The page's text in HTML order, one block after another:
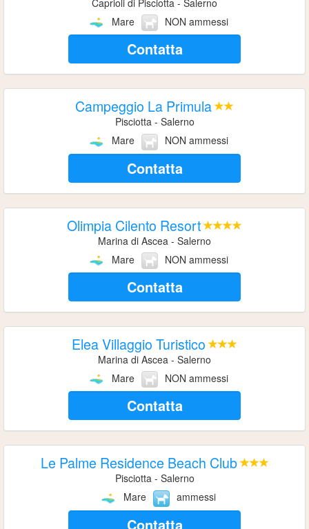
Mare
NON ammessi
Contatta
Campeggio La Primula
Pisciotta - Salerno
Mare
NON ammessi
Contatta
Olimpia Cilento Resort
Marina di Ascea - Salerno
Mare
NON ammessi
Contatta
Elea Villaggio Turistico
Marina di Ascea - Salerno
Mare
NON ammessi
Contatta
Le Palme Residence Beach Club
Pisciotta - Salerno
Mare
ammessi
Contatta